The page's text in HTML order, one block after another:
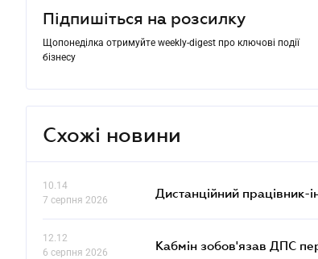
Підпишіться на розсилку
Щопонеділка отримуйте weekly-digest про ключові події
бізнесу
Схожі новини
10.14
7 серпня 2026
Дистанційний
12.12
6 серпня 2026
Кабмін зобов'язав ДПС